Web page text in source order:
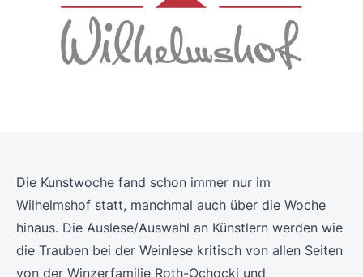
Die Kunstwoche fand schon immer nur im
Wilhelmshof statt, manchmal auch über die Woche
hinaus. Die Auslese/Auswahl an Künstlern werden wie
die Trauben bei der Weinlese kritisch von allen Seiten
von der Winzerfamilie Roth-Ochocki und